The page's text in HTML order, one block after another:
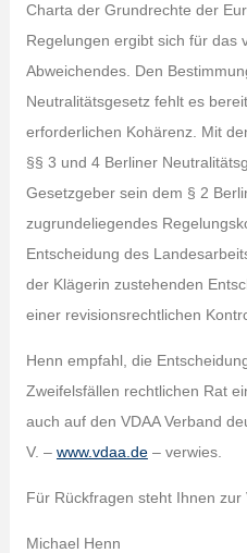
Charta der Grundrechte der
Regelungen ergibt sich für das
Abweichendes. Den
Neutralitätsgesetz fehlt es
erforderlichen Kohärenz. Mit
§§ 3 und 4 Berliner
Gesetzgeber sein dem § 2
zugrundeliegendes
Entscheidung des
der Klägerin zustehenden
einer revisionsrechtlichen
Henn empfahl, die
Zweifelsfällen rechtlichen Rat
auch auf den VDAA Verband
V. – www.vdaa.de– verwies.
Für Rückfragen steht Ihnen zur
Michael Henn